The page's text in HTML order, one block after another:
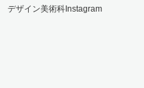
デザイン美術科Instagram